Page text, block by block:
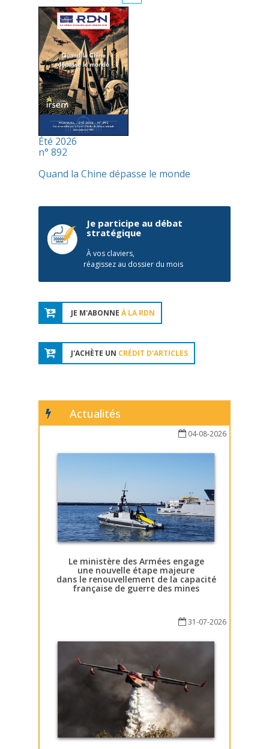
Été 2026
n° 892
Quand la Chine dépasse le monde
Je participe au débat
stratégique
À vos claviers,
réagissez au dossier du mois
JE M'ABONNE À LA RDN
J'ACHÈTE UN CRÉDIT D'ARTICLES
Actualités
04-08-2026
Le ministère des Armées engage
une nouvelle étape majeure
dans le renouvellement de la capacité
française de guerre des mines
31-07-2026